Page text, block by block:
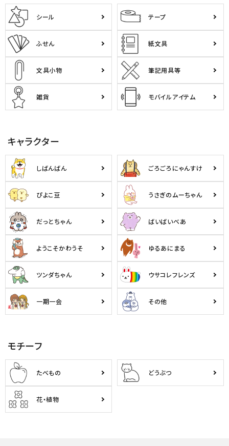
meeting_room ログイン 会員登録
公式 デコ部 公式
シール テープ
ふせん 紙文具
文具小物 筆記用具等
雑貨 モバイルアイテム
キャラクター
しばんばん ごろごろにゃんすけ
ぴよこ豆 うさぎのムーちゃん
だっとちゃん ばいばいべあ
ようこそかわうそ ゆるあにまる
ツンダちゃん ウサコレフレンズ
一期一会 その他
モチーフ
たべもの どうぶつ
花・植物